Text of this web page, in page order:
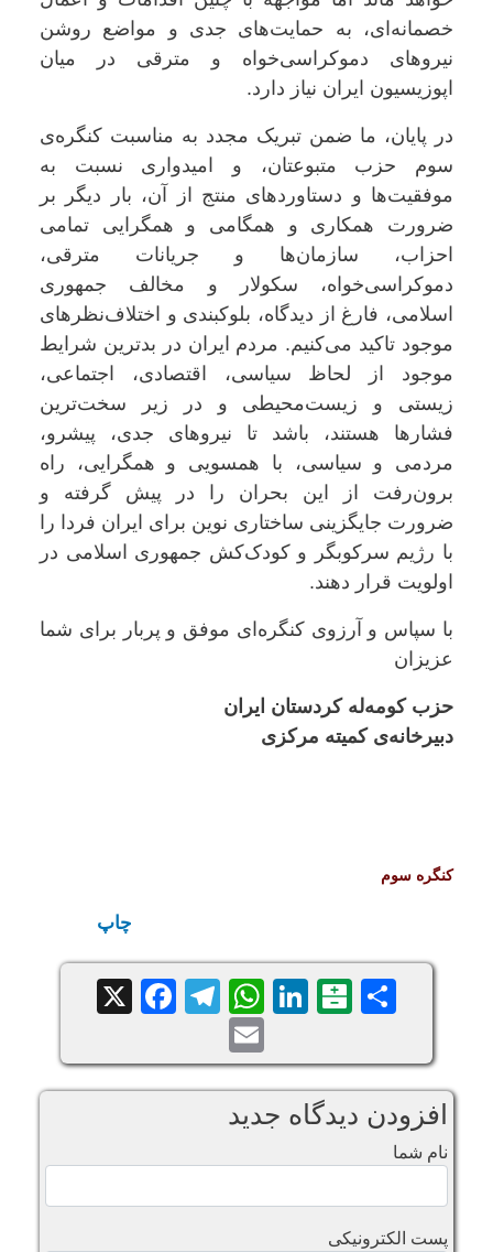
خصمانه‌ای، به حمایت‌های جدی و مواضع روشن
نیروهای دموکراسی‌خواه و مترقی در میان
اپوزیسیون ایران نیاز دارد.
در پایان، ما ضمن تبریک مجدد به مناسبت کنگره‌ی
سوم حزب متبوعتان، و امیدواری نسبت به
موفقیت‌ها و دستاوردهای منتج از آن، بار دیگر بر
ضرورت همکاری و همگامی و همگرایی تمامی
احزاب، سازمان‌ها و جریانات مترقی،
دموکراسی‌خواه، سکولار و مخالف جمهوری
اسلامی، فارغ از دیدگاه، بلوکبندی و اختلاف‌نظرهای
موجود تاکید می‌کنیم. مردم ایران در بدترین شرایط
موجود از لحاظ سیاسی، اقتصادی، اجتماعی،
زیستی و زیست‌محیطی و در زیر سخت‌ترین
فشارها هستند، باشد تا نیروهای جدی، پیشرو،
مردمی و سیاسی، با همسویی و همگرایی، راه
برون‌رفت از این بحران را در پیش گرفته و
ضرورت جایگزینی ساختاری نوین برای ایران فردا را
با رژیم سرکوبگر و کودک‌کش جمهوری اسلامی در
اولویت قرار دهند.
با سپاس و آرزوی کنگره‌ا‌ی موفق و پربار برای شما
عزیزان
حزب کومه‌له کردستان ایران
دبیرخانه‌ی کمیته مرکزی
کنگره سوم
چاپ
Share
Balatarin
LinkedIn
WhatsApp
Telegram
Facebook
X
Email
افزودن دیدگاه جدید
نام شما
پست الکترونیکی